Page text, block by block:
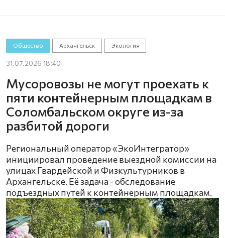
Общество Архангельск Экология
31.07.2026 18:40
Мусоровозы не могут проехать к
пяти контейнерным площадкам в
Соломбальском округе из-за
разбитой дороги
Региональный оператор «ЭкоИнтегратор»
инициировал проведение выездной комиссии на
улицах Гвардейской и Физкультурников в
Архангельске. Её задача - обследование
подъездных путей к контейнерным площадкам.